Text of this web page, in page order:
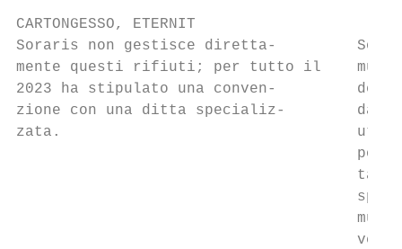
CARTONGESSO, ETERNIT
Soraris non gestisce diretta-
mente questi rifiuti; per tutto il
2023 ha stipulato una conven-
zione con una ditta specializ-        da
zata.                                 utenze